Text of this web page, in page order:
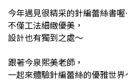
今年遇見很精采的針編蕾絲書
不僅工法細緻優美，
設計也有獨到之處～
跟著今泉熙美老師，
一起來體驗針編蕾絲的優雅世界